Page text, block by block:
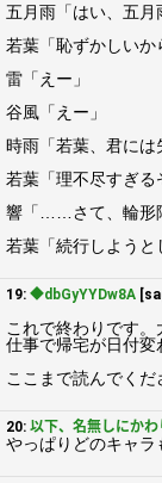
五月雨「はい、五月
若葉「恥ずかしいか
雷「えー」
谷風「えー」
時雨「若葉、君には
若葉「理不尽すぎる
響「……さて、輪形
若葉「続行しようと
19: ◆dbGyYYDw8A
これで終わりです。
仕事で帰宅が日付
ここまで読んでくだ
20: 以下、名無しにか
やっぱりどのキャラ